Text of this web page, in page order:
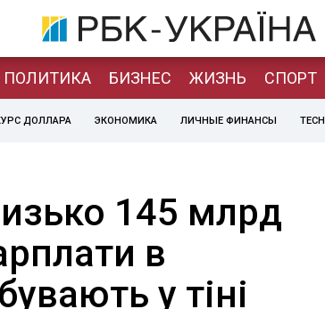
ПОЛИТИКА БИЗНЕС ЖИЗНЬ СПОРТ
ДОЛЛАРА ЭКОНОМИКА ЛИЧНЫЕ ФИНАНСЫ TECH
145 млрд
в
у тіні